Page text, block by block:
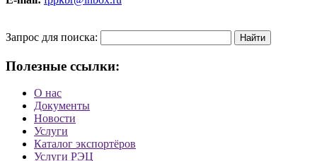
Запрос для поиска:
Полезные ссылки:
О нас
Документы
Новости
Услуги
Каталог экспортёров
Услуги РЭЦ